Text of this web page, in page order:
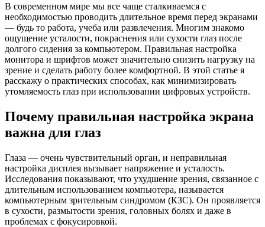
В современном мире мы все чаще сталкиваемся с
необходимостью проводить длительное время перед экранами
— будь то работа, учеба или развлечения. Многим знакомо
ощущение усталости, покраснения или сухости глаз после
долгого сидения за компьютером. Правильная настройка
монитора и шрифтов может значительно снизить нагрузку на
зрение и сделать работу более комфортной. В этой статье я
расскажу о практических способах, как минимизировать
утомляемость глаз при использовании цифровых устройств.
Почему правильная настройка экрана
важна для глаз
Глаза — очень чувствительный орган, и неправильная
настройка дисплея вызывает напряжение и усталость.
Исследования показывают, что ухудшение зрения, связанное с
длительным использованием компьютера, называется
компьютерным зрительным синдромом (КЗС). Он проявляется
в сухости, размытости зрения, головных болях и даже в
проблемах с фокусировкой.